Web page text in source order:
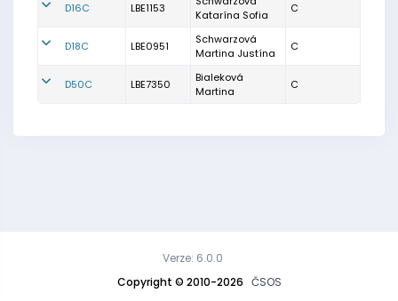
D16C LBE1153
Katarína Sofia
C
D18C LBE0951
Schwarzová
Martina Justína
C
D50C LBE7350
Bialeková
Martina
C
Copyright © 2010-2026 ČSOS
Verze: 6.0.0